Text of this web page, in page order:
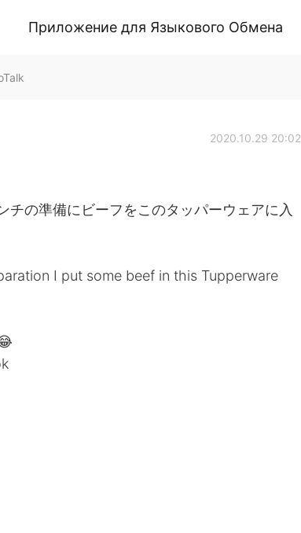
Приложение для Языкового Обмена
2020.10.29 20:02
の準備にビーフをこのタッパーウェアに入
I put some beef in this Tupperware